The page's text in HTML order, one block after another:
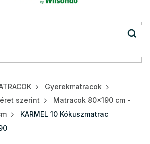
Gyerekmatracok
szerint
Matracok 80x190 cm -
KARMEL 10 Kókuszmatrac